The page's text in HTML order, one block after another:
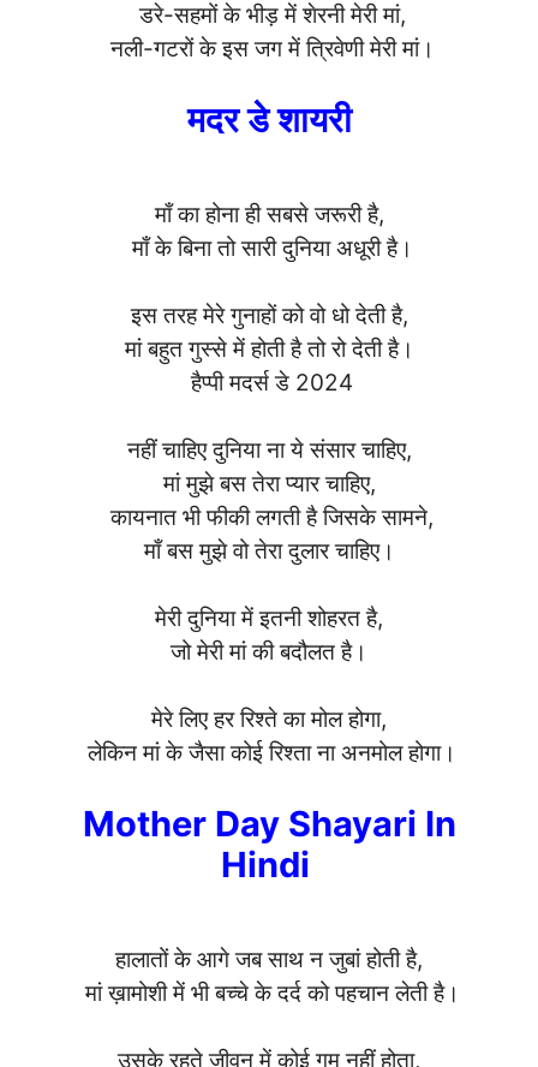
डरे-सहमों के भीड़ में शेरनी मेरी मां,
नली-गटरों के इस जग में त्रिवेणी मेरी मां।
मदर डे शायरी
माँ का होना ही सबसे जरूरी है,
माँ के बिना तो सारी दुनिया अधूरी है।
इस तरह मेरे गुनाहों को वो धो देती है,
मां बहुत गुस्से में होती है तो रो देती है।
हैप्पी मदर्स डे 2024
नहीं चाहिए दुनिया ना ये संसार चाहिए,
मां मुझे बस तेरा प्यार चाहिए,
कायनात भी फीकी लगती है जिसके सामने,
माँ बस मुझे वो तेरा दुलार चाहिए।
मेरी दुनिया में इतनी शोहरत है,
जो मेरी मां की बदौलत है।
मेरे लिए हर रिश्ते का मोल होगा,
लेकिन मां के जैसा कोई रिश्ता ना अनमोल होगा।
Mother Day Shayari In
Hindi
हालातों के आगे जब साथ न जुबां होती है,
मां ख़ामोशी में भी बच्चे के दर्द को पहचान लेती है।
उसके रहते जीवन में कोई गम नहीं होता,